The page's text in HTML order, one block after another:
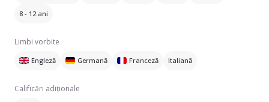
8 - 12 ani
Limbi vorbite
Engleză Germană Franceză Italiană
Calificări adiționale